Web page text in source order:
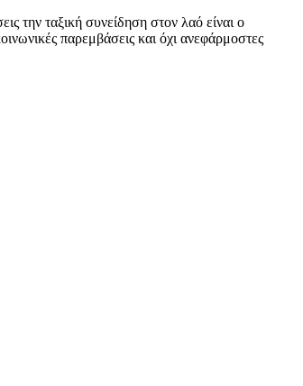
την ταξική συνείδηση στον λαό είναι ο
παρεμβάσεις και όχι ανεφάρμοστες